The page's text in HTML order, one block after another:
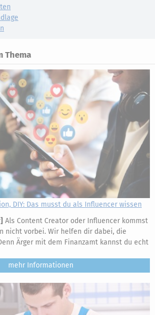
Thema
DIY: Das musst du als Influencer wissen
] Als Content Creator oder Influencer kommst
nicht vorbei. Wir helfen dir dabei, die
Ärger mit dem Finanzamt kannst du echt
mehr